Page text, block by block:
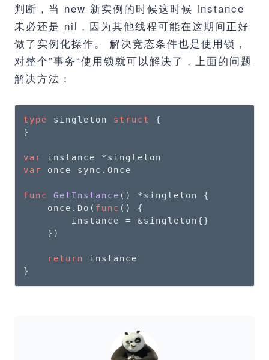
判断，当 new 新实例的时候这时候 instance
未必还是 nil，因为其他线程可能在这期间正好
做了实例化操作。 解决竞态条件也是使用锁，
对整个”事务“使用锁就可以解决了，上面的问题
解决方法：
type singleton struct
{
}
var
var
once sync.Once
func GetInstance ()
*singleton {
    once.Do(
func ()
{
        instance = &singleton{}
    })
return
instance
}